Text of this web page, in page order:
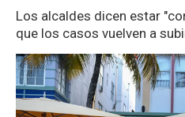
Los alcaldes dicen estar
que los casos vuelven a